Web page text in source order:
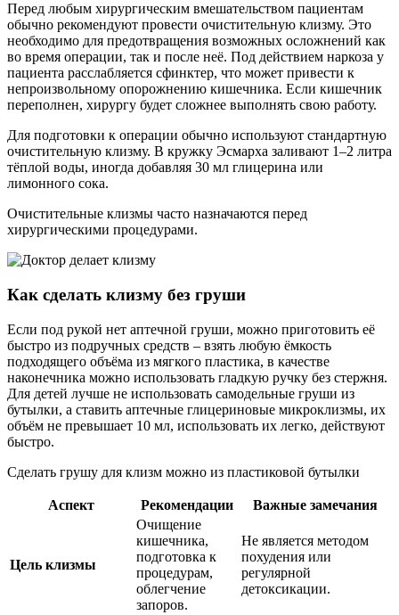
Перед любым хирургическим вмешательством пациентам
обычно рекомендуют провести очистительную клизму. Это
необходимо для предотвращения возможных осложнений как
во время операции, так и после неё. Под действием наркоза у
пациента расслабляется сфинктер, что может привести к
непроизвольному опорожнению кишечника. Если кишечник
переполнен, хирургу будет сложнее выполнять свою работу.
Для подготовки к операции обычно используют стандартную
очистительную клизму. В кружку Эсмарха заливают 1–2 литра
тёплой воды, иногда добавляя 30 мл глицерина или
лимонного сока.
Очистительные клизмы часто назначаются перед
хирургическими процедурами.
Как сделать клизму без груши
Если под рукой нет аптечной груши, можно приготовить её
быстро из подручных средств – взять любую ёмкость
подходящего объёма из мягкого пластика, в качестве
наконечника можно использовать гладкую ручку без стержня.
Для детей лучше не использовать самодельные груши из
бутылки, а ставить аптечные глицериновые микроклизмы, их
объём не превышает 10 мл, использовать их легко, действуют
быстро.
Сделать грушу для клизм можно из пластиковой бутылки
Аспект Рекомендации Важные замечания
Цель клизмы
Очищение
кишечника,
подготовка к
процедурам,
облегчение
запоров.
Не является методом
похудения или
регулярной
детоксикации.